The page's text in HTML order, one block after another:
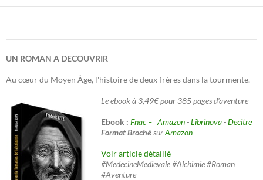
UN ROMAN A DECOUVRIR
Au cœur du Moyen Âge, l'histoire de deux frères dans la tourmente.
Le ebook à 3,49€ pour 385 pages d'aventure
Ebook : Fnac – Amazon-Librinova-Decitre
Format BrochésurAmazon
Voir article détaillé
#MedecineMedievale #Alchimie #Roman
#Aventure